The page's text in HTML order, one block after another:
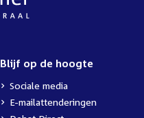
Blijf op de hoogte
Sociale media
E-mailattenderingen